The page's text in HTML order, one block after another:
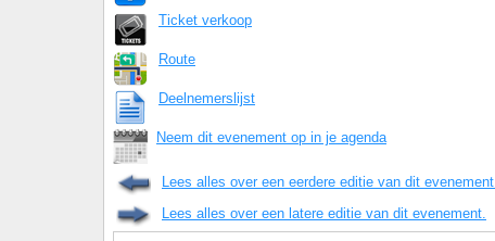
Ticket verkoop
Route
Deelnemerslijst
Neem dit evenement op in je agenda
Lees alles over een eerdere editie van dit evenement.
Lees alles over een latere editie van dit evenement.